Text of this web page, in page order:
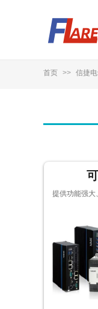
首页 >> 信捷
提供功能强大